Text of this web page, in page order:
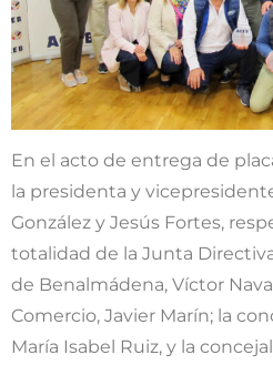
En el acto de entrega de
la presidenta y
González y Jesús Fortes,
totalidad de la Junta
de Benalmádena, Víctor
Comercio, Javier Marín; la
María Isabel Ruiz, y la